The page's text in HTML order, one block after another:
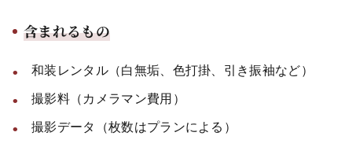
含まれるもの
和装レンタル（白無垢、色打掛、引き振袖など）
撮影料（カメラマン費用）
撮影データ（枚数はプランによる）